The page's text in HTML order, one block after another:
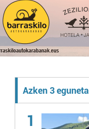
Azken 3
1